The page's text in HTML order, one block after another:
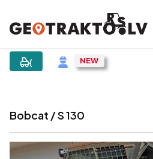
|Sludinājums
Bobcat / S 130